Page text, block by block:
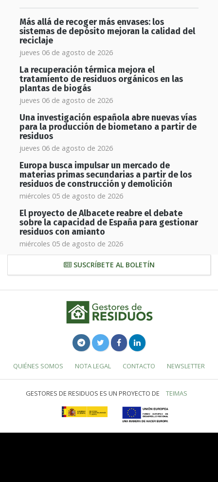
Más allá de recoger más envases: los
sistemas de depósito mejoran la calidad del
reciclaje
jueves 06 de agosto de 2026
La recuperación térmica mejora el
tratamiento de residuos orgánicos en las
plantas de biogás
jueves 06 de agosto de 2026
Una investigación española abre nuevas vías
para la producción de biometano a partir de
residuos
jueves 06 de agosto de 2026
Europa busca impulsar un mercado de
materias primas secundarias a partir de los
residuos de construcción y demolición
miércoles 05 de agosto de 2026
El proyecto de Albacete reabre el debate
sobre la capacidad de España para gestionar
residuos con amianto
miércoles 05 de agosto de 2026
SUSCRÍBETE AL BOLETÍN
QUIÉNES SOMOS NOTA LEGAL CONTACTO NEWSLETTER
GESTORES DE RESIDUOS ES UN PROYECTO DE TEIMAS